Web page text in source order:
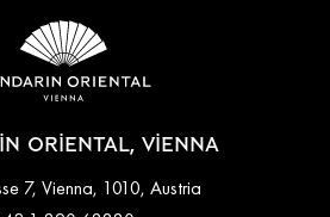
ORIENTAL, VIENNA
7, Vienna, 1010, Austria